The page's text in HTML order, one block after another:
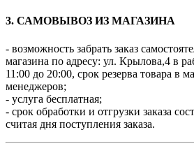
3. САМОВЫВОЗ ИЗ МАГАЗИНА
- возможность забрать заказ
магазина по адресу: ул. Крылова,4 в
11:00 до 20:00, срок резерва товара в
менеджеров;
- услуга бесплатная;
- срок обработки и отгрузки заказа
считая дня поступления заказа.